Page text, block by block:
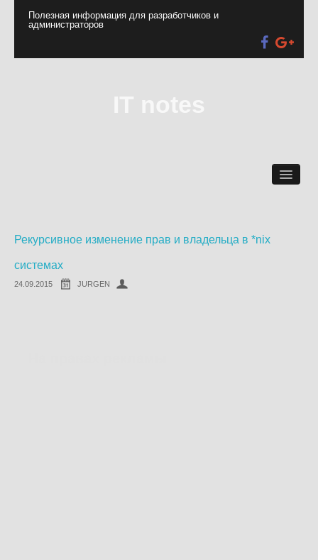
Полезная информация для разработчиков и
администраторов
Новости от хостеров
Рекурсивное изменение прав и владельца в *nix
системах
24.09.2015 JURGEN